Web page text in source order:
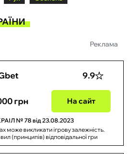
Реклама
9.9
грн На сайт
№ 78 від 23.08.2023
може викликати ігрову залежність.
(принципів) відповідальної гри